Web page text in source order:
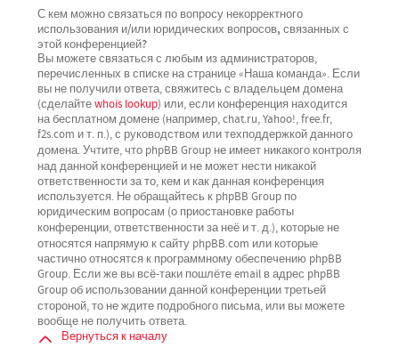
С кем можно связаться по вопросу некорректного
использования и/или юридических вопросов, связанных с
этой конференцией?
Вы можете связаться с любым из администраторов,
перечисленных в списке на странице «Наша команда». Если
вы не получили ответа, свяжитесь с владельцем домена
(сделайтеwhois lookup) или, если конференция находится
на бесплатном домене (например, chat.ru, Yahoo!, free.fr,
f2s.com и т. п.), с руководством или техподдержкой данного
домена. Учтите, что phpBB Group не имеет никакого контроля
над данной конференциейи не может нести никакой
ответственности за то, кем и как данная конференция
используется. Не обращайтесь к phpBB Group по
юридическим вопросам (о приостановке работы
конференции, ответственности за неё и т. д.), которые не
относятся напрямуюк сайту phpBB.com или которые
частично относятся к программному обеспечению phpBB
Group. Если же вы всё-таки пошлёте email в адрес phpBB
Group об использовании данной конференциитретьей
стороной, то не ждите подробного письма, или вы можете
вообще не получить ответа.
Вернуться к началу